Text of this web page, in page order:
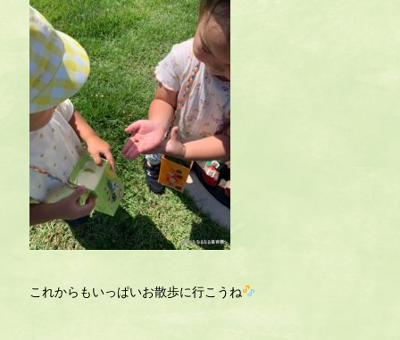
これからもいっぱいお散歩に行こうね